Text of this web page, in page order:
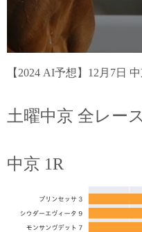
【2024 AI予想】12月7日
土曜中京 全レー
中京 1R